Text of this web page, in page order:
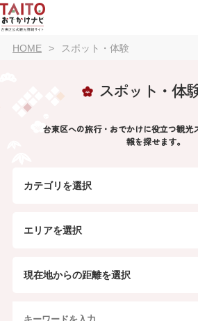
HOME スポット・体験
スポット・体
台東区への旅行・おでかけに役立つ観光
報を探せます。
カテゴリを選択
エリアを選択
現在地からの距離を選択